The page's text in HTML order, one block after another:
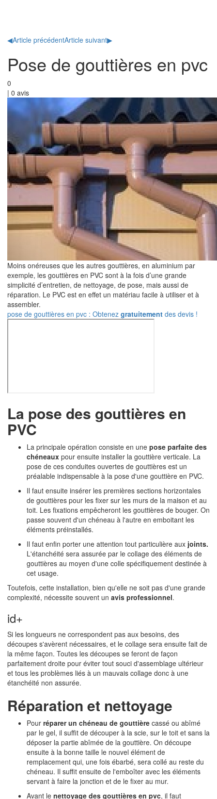
◀Article précédentArticle suivant▶
Pose de gouttières en pvc
0
| 0 avis
Moins onéreuses que les autres gouttières, en aluminium par
exemple, les gouttières en PVC sont à la fois d’une grande
simplicité d’entretien, de nettoyage, de pose, mais aussi de
réparation. Le PVC est en effet un matériau facile à utiliser et à
assembler.
pose de gouttières en pvc : Obtenez gratuitement des devis !
La pose des gouttières en
PVC
La principale opération consiste en une pose parfaite des
chéneaux pour ensuite installer la gouttière verticale. La
pose de ces conduites ouvertes de gouttières est un
préalable indispensable à la pose d'une gouttière en PVC.
Il faut ensuite insérer les premières sections horizontales
de gouttières pour les fixer sur les murs de la maison et au
toit. Les fixations empêcheront les gouttières de bouger. On
passe souvent d'un chéneau à l'autre en emboitant les
éléments préinstallés.
Il faut enfin porter une attention tout particulière aux joints.
L'étanchéité sera assurée par le collage des éléments de
gouttières au moyen d'une colle spécifiquement destinée à
cet usage.
Toutefois, cette installation, bien qu'elle ne soit pas d'une grande
complexité, nécessite souvent un avis professionnel.
id+
Si les longueurs ne correspondent pas aux besoins, des
découpes s'avèrent nécessaires, et le collage sera ensuite fait de
la même façon. Toutes les découpes se feront de façon
parfaitement droite pour éviter tout souci d'assemblage ultérieur
et tous les problèmes liés à un mauvais collage donc à une
étanchéité non assurée.
Réparation et nettoyage
Pour réparer un chéneau de gouttière cassé ou abîmé
par le gel, il suffit de découper à la scie, sur le toit et sans la
déposer la partie abîmée de la gouttière. On découpe
ensuite à la bonne taille le nouvel élément de
remplacement qui, une fois ébarbé, sera collé au reste du
chéneau. Il suffit ensuite de l'emboîter avec les éléments
servant à faire la jonction et de le fixer au mur.
Avant le nettoyage des gouttières en pvc, il faut